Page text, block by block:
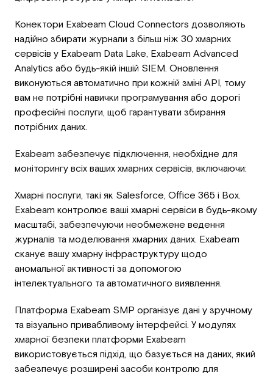
Конектори Exabeam Cloud Connectors дозволяють
надійно збирати журнали з більш ніж 30 хмарних
сервісів у Exabeam Data Lake, Exabeam Advanced
Analytics або будь-якій іншій SIEM. Оновлення
виконуються автоматично при кожній зміні API, тому
вам не потрібні навички програмування або дорогі
професійні послуги, щоб гарантувати збирання
потрібних даних.
Exabeam забезпечує підключення, необхідне для
моніторингу всіх ваших хмарних сервісів, включаючи:
Хмарні послуги, такі як Salesforce, Office 365 і Box.
Exabeam контролює ваші хмарні сервіси в будь-якому
масштабі, забезпечуючи необмежене ведення
журналів та моделювання хмарних даних. Exabeam
сканує вашу хмарну інфраструктуру щодо
аномальної активності за допомогою
інтелектуального та автоматичного виявлення.
Платформа Exabeam SMP організує дані у зручному
та візуально привабливому інтерфейсі. У модулях
хмарної безпеки платформи Exabeam
використовується підхід, що базується на даних, який
забезпечує розширені засоби контролю для